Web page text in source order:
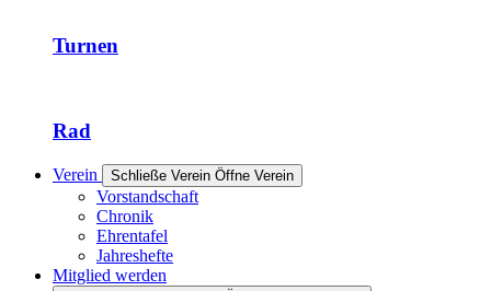
Turnen
Rad
Verein Schließe Verein Öffne Verein
Vorstandschaft
Chronik
Ehrentafel
Jahreshefte
Mitglied werden